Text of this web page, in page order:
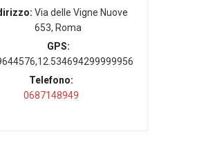
Via delle Vigne Nuove
653, Roma
GPS:
Telefono:
0687148949